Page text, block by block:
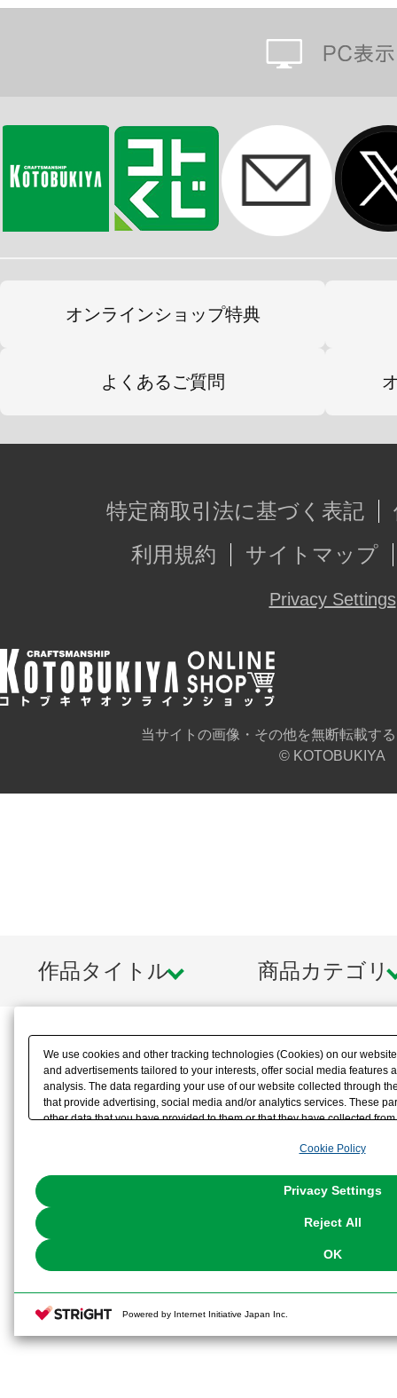
3ｍｍ接続箇所は壽屋オリジナルプ
す。
【付属品】
・差し替え用表情パーツ4種
・前髪パーツ：2種（左右流れのつ
・PVC製の手首：左右それぞれ5種
・魔術の呪文書
・専用ベース
・瞳、マーキングなどのデカール
【クロスフレーム・ガールとは】
クロスフレーム・ガールとは、コト
ンツ「フレームアームズ・ガール」
色分けされた成型色、タンポ印刷済
り、塗装せずに組んだだけでも完成
発売済みのフレームアームズ・ガー
が可能です。
解説】
※画像は試作品です。実際の商品と
ます。また撮影用に塗装されており
※本製品はお客様ご自身で組み立て
オンラインショップ特典
よくあるご質問
特定商取引法に基づく表記
利用規約
サイトマップ
Privacy Settings
当サイトの画像・その他を無断転載す
© KOTOBUKIYA
作品タイトル 商品カテゴリ
We use cookies and other tracking technologies (Cookies) on our
and advertisements tailored to your interests, offer social media features
analysis. The data regarding your use of our website collected through
that provide advertising, social media and/or analytics services. These
other data that you have provided to them or that they have collected
the use of all Cookies except for Strictly Necessary Cookies, please
You can change your consent or rejection settings at any time via
Cookie Policy
Privacy Settings
Reject All
OK
Powered by Internet Initiative Japan Inc.